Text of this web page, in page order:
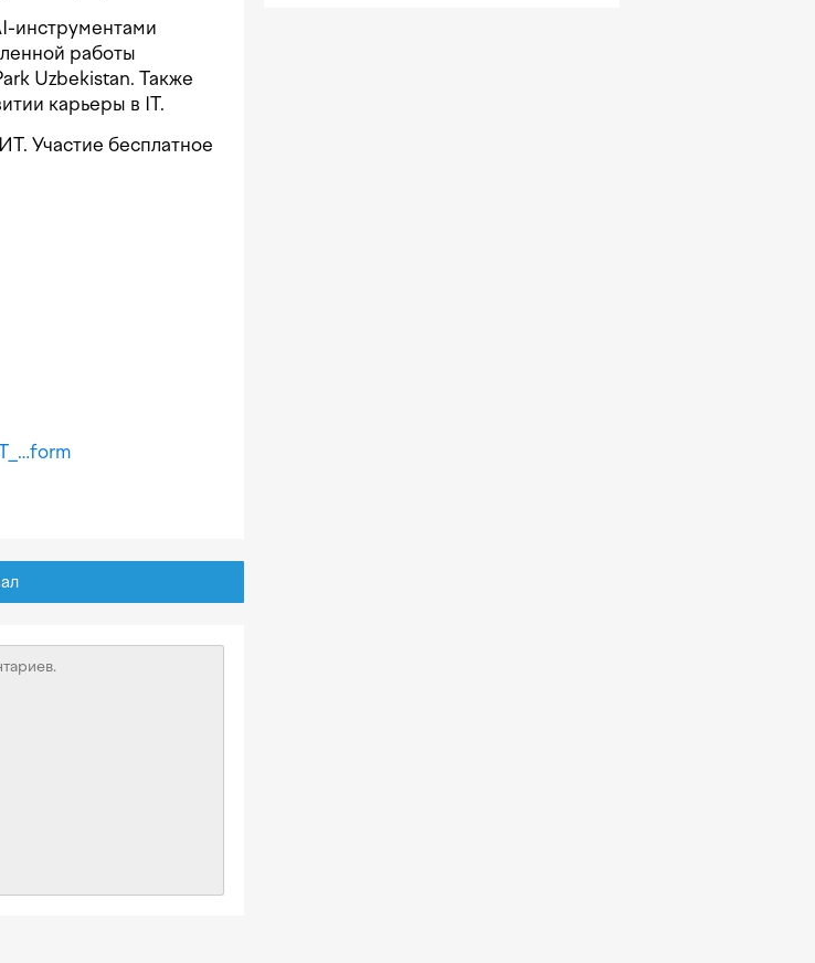
инструментами
работы
Uzbekistan. Также
карьеры в IT.
Участие бесплатное